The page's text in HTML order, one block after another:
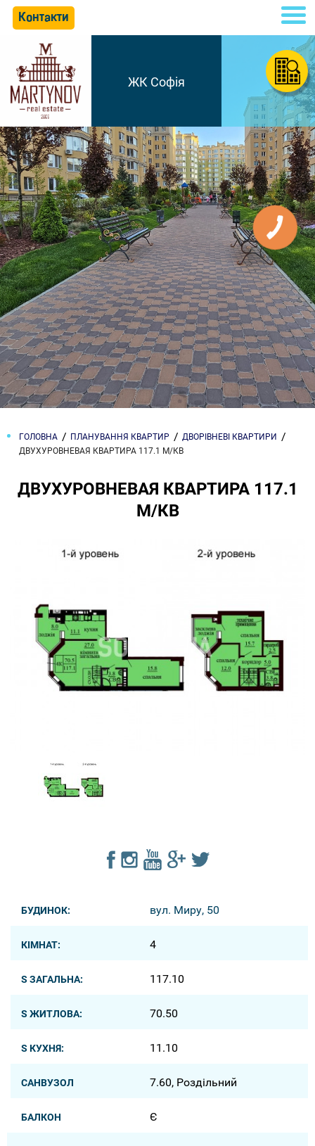
Контакти
ЖК Софія
ГОЛОВНА ПЛАНУВАННЯ КВАРТИР
ДВОРІВНЕВІ КВАРТИРИ
ДВУХУРОВНЕВАЯ КВАРТИРА 117.1 М/КВ
ДВУХУРОВНЕВАЯ КВАРТИРА 117.1
М/КВ
БУДИНОК: вул. Миру, 50
КІМНАТ: 4
S ЗАГАЛЬНА: 117.10
S ЖИТЛОВА: 70.50
S КУХНЯ: 11.10
САНВУЗОЛ 7.60, Роздільний
БАЛКОН Є